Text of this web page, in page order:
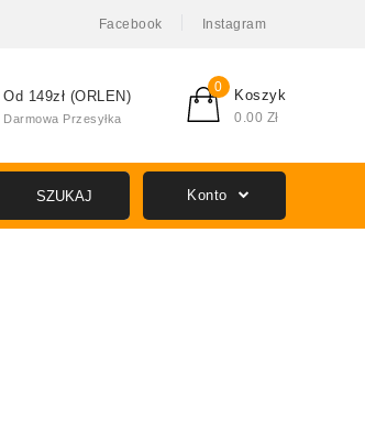
Facebook Instagram
Koszyk
0
0.00 Zł
Od 149zł (ORLEN)
Darmowa Przesyłka
SZUKAJ Konto